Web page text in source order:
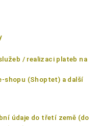
/ realizaci plateb na
shopu (Shoptet) a další
údaje do třetí země (do